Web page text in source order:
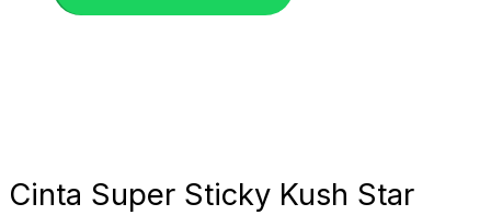
Cinta Super Sticky Kush Star